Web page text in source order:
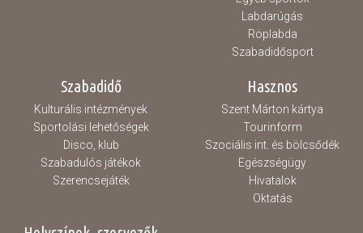
Labdarúgás
Röplabda
Szabadidősport
Szabadidő
Kulturális intézmények
Sportolási lehetőségek
Disco, klub
Szabadulós játékok
Szerencsejáték
Hasznos
Szent Márton kártya
Tourinform
Szociális int. és bölcsődék
Egészségügy
Hivatalok
Oktatás